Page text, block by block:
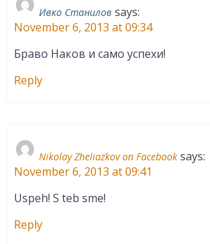
Ивко Станилов says:
November 6, 2013 at 09:34
Браво Наков и само успехи!
Reply
Nikolay Zheliazkov on Facebook says:
November 6, 2013 at 09:41
Uspeh! S teb sme!
Reply